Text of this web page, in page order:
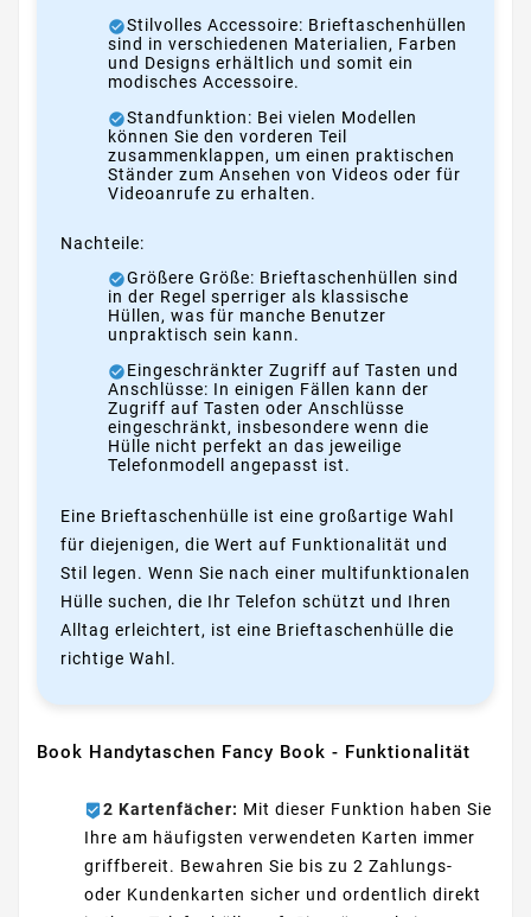
Stilvolles Accessoire: Brieftaschenhüllen
sind in verschiedenen Materialien, Farben
und Designs erhältlich und somit ein
modisches Accessoire.
Standfunktion: Bei vielen Modellen
können Sie den vorderen Teil
zusammenklappen, um einen praktischen
Ständer zum Ansehen von Videos oder für
Videoanrufe zu erhalten.
Nachteile:
Größere Größe: Brieftaschenhüllen sind
in der Regel sperriger als klassische
Hüllen, was für manche Benutzer
unpraktisch sein kann.
Eingeschränkter Zugriff auf Tasten und
Anschlüsse: In einigen Fällen kann der
Zugriff auf Tasten oder Anschlüsse
eingeschränkt, insbesondere wenn die
Hülle nicht perfekt an das jeweilige
Telefonmodell angepasst ist.
Eine Brieftaschenhülle ist eine großartige Wahl
für diejenigen, die Wert auf Funktionalität und
Stil legen. Wenn Sie nach einer multifunktionalen
Hülle suchen, die Ihr Telefon schützt und Ihren
Alltag erleichtert, ist eine Brieftaschenhülle die
richtige Wahl.
Book Handytaschen Fancy Book - Funktionalität
2 Kartenfächer: Mit dieser Funktion haben Sie
Ihre am häufigsten verwendeten Karten immer
griffbereit. Bewahren Sie bis zu 2 Zahlungs-
oder Kundenkarten sicher und ordentlich direkt